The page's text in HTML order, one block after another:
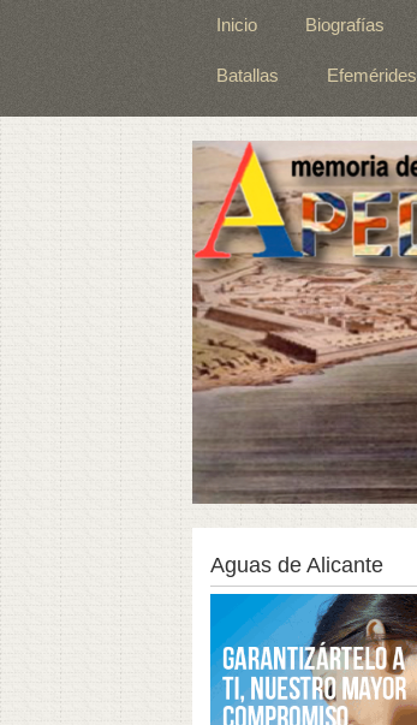
Inicio Biografías
Batallas Efemérides
Aguas de Alicante